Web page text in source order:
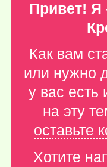
Привет! Я
Как вам
или нужно
у вас есть
на эту
оставьте
Хотите